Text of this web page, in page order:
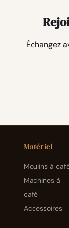
Échangez
Matériel
Moulins à
Machines à
café
Accessoires